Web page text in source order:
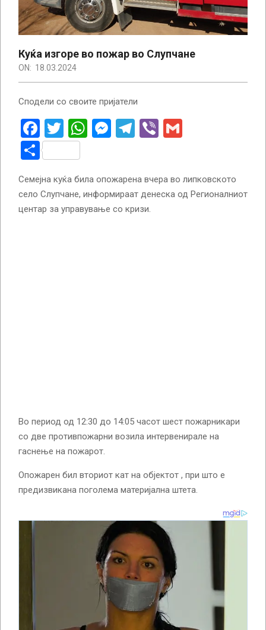
Куќа изгоре во пожар во Слупчане
ON: 18.03.2024
Сподели со своите пријатели
Facebook
Twitter
WhatsApp
Messenger
Telegram
Viber
Share
Семејна куќа била опожарена вчера во липковското
село Слупчане, информираат денеска од Регионалниот
центар за управување со кризи.
Во период од 12:30 до 14:05 часот шест пожарникари
со две противпожарни возила интервенирале на
гаснење на пожарот.
Опожарен бил вториот кат на објектот , при што е
предизвикана поголема материјална штета.